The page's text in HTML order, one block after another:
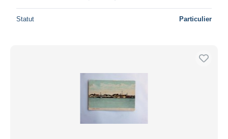
Statut Particulier